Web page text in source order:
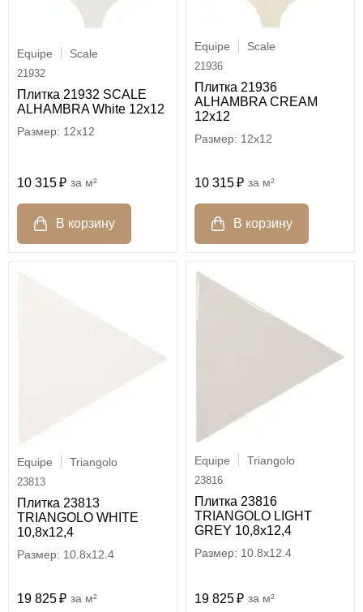
Equipe Scale
21932
Плитка 21932 SCALE
ALHAMBRA White 12х12
12x12
10 315 м²
Equipe Scale
21936
Плитка 21936
ALHAMBRA CREAM
12x12
12x12
10 315 м²
Equipe Triangolo
23813
Плитка 23813
TRIANGOLO WHITE
10,8x12,4
10.8x12.4
19 825 м²
Equipe Triangolo
23816
Плитка 23816
TRIANGOLO LIGHT
GREY 10,8x12,4
10.8x12.4
19 825 м²